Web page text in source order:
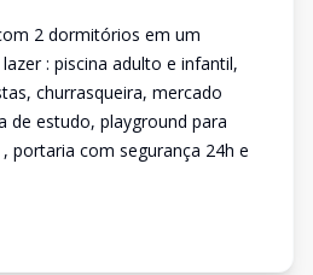
2 dormitórios em um
: piscina adulto e infantil,
churrasqueira, mercado
de estudo, playground para
portaria com segurança 24h e